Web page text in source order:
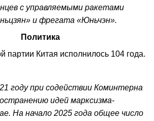
с управляемыми ракетами
и фрегата «Юньчэн».
Политика
партии Китая исполнилось 104 года.
году при содействии Коминтерна
идей марксизма-
На начало 2025 года общее число